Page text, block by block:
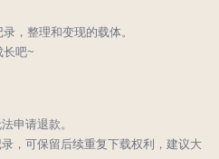
，整理和变现的载体。
长吧~
申请退款。
，可保留后续重复下载权利，建议大